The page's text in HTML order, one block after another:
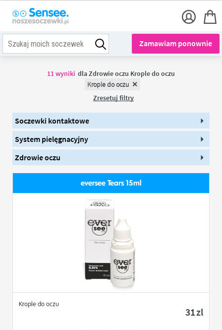
Zamawiam ponownie
11wyniki dlaZdrowie oczu Krople do oczu
Krople do oczu
Zresetuj filtry
Soczewki kontaktowe
System pielęgnacyjny
Zdrowie oczu
eversee Tears 15ml
Krople do oczu
31zl